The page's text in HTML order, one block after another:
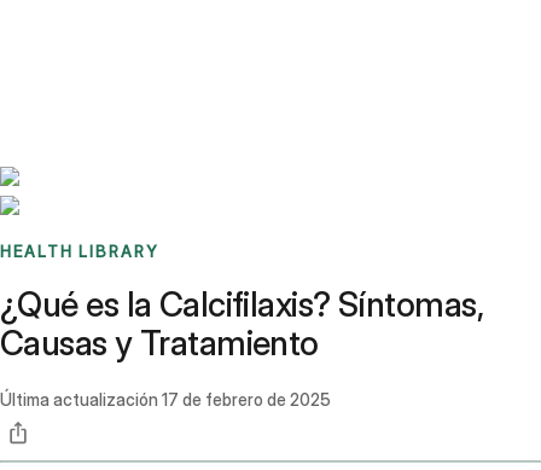
HEALTH LIBRARY
¿Qué es la Calcifilaxis? Síntomas,
Causas y Tratamiento
Última actualización 17 de febrero de 2025